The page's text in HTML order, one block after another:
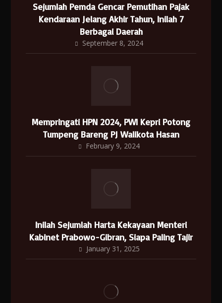
Sejumlah Pemda Gencar Pemutihan Pajak
Kendaraan Jelang Akhir Tahun, Inilah 7
Berbagai Daerah
September 8, 2024
Mempringati HPN 2024, PWI Kepri Potong
Tumpeng Bareng PJ Walikota Hasan
February 9, 2024
Inilah Sejumlah Harta Kekayaan Menteri
Kabinet Prabowo-Gibran, Siapa Paling Tajir
January 31, 2025